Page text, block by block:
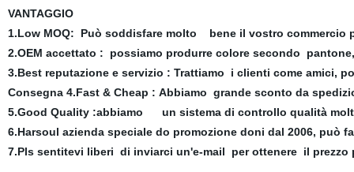
VANTAGGIO
1.Low MOQ: Può soddisfare molto bene il vostro commercio
2.OEM accettato : possiamo produrre colore secondo
3.Best reputazione e servizio : Trattiamo i clienti come
Consegna 4.Fast & Cheap : Abbiamo grande sconto da
5.Good Quality :abbiamo un sistema di controllo qualità
6.Harsoul azienda speciale do promozione doni dal 2006, può
7.Pls sentitevi liberi di inviarci un'e-mail per ottenere il